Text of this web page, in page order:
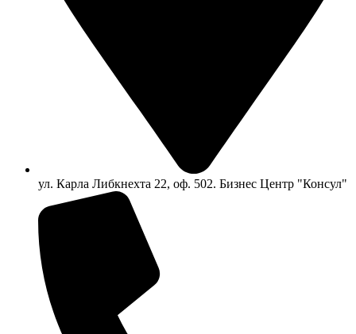
ул. Карла Либкнехта 22, оф. 502. Бизнес Центр "Консул"